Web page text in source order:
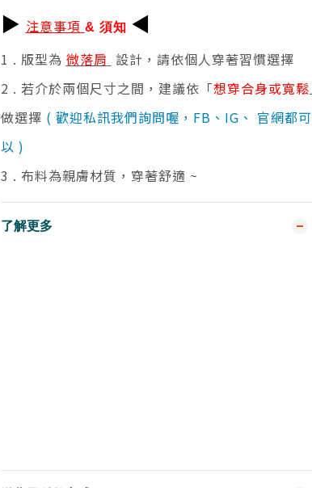
▶ 注意事項 & 須知 ◀
1 . 版型為 微落肩 設計，請依個人穿著習慣選擇
2 . 若介於兩個尺寸之間，建議依「想穿合身或寬鬆
做選擇 ( 歡迎私訊我們詢問喔，FB、IG、 官網都可
以 )
3 . 布料為親膚材質，穿著舒適 ~
了解更多